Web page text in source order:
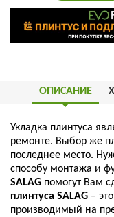
ОПИСАНИЕ
Укладка плинтуса
ремонте. Выбор же
последнее место.
способу монтажа и
SALAG помогут Вам
плинтуса SALAG – это
производимый на